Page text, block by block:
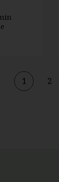
1 2